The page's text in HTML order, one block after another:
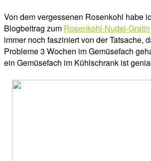
Von dem vergessenen Rosenkohl habe
Blogbeitrag zum Rosenkohl-Nudel-Gratin
immer noch fasziniert von der Tatsache,
Probleme 3 Wochen im Gemüsefach
ein Gemüsefach im Kühlschrank ist